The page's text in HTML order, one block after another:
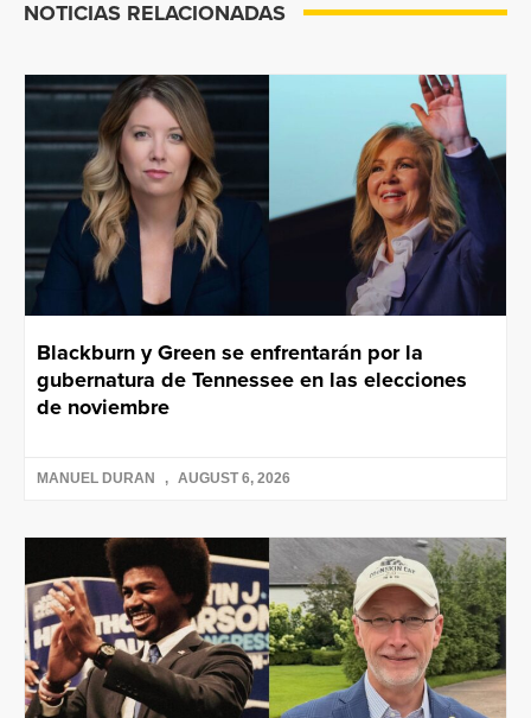
NOTICIAS RELACIONADAS
Blackburn y Green se enfrentarán por la
gubernatura de Tennessee en las elecciones
de noviembre
MANUEL DURAN AUGUST 6, 2026